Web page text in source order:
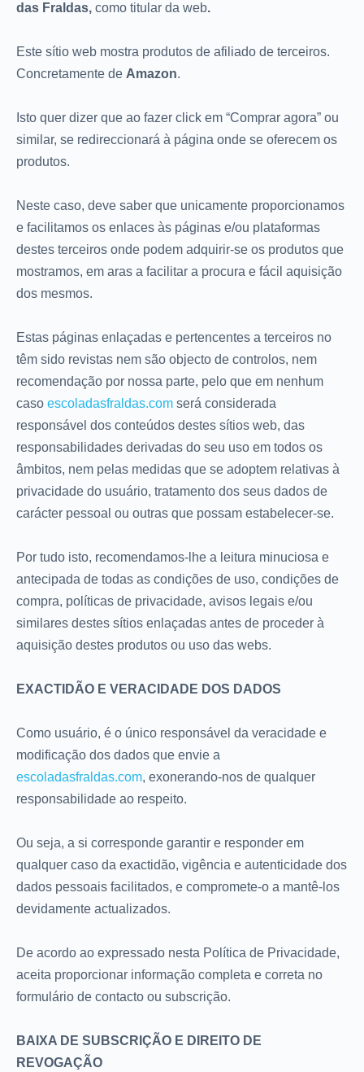
das Fraldas, como titular da web.
Este sítio web mostra produtos de afiliado de terceiros.
Concretamente de Amazon.
Isto quer dizer que ao fazer click em “Comprar agora” ou
similar, se redireccionará à página onde se oferecem os
produtos.
Neste caso, deve saber que unicamente proporcionamos
e facilitamos os enlaces às páginas e/ou plataformas
destes terceiros onde podem adquirir-se os produtos que
mostramos, em aras a facilitar a procura e fácil aquisição
dos mesmos.
Estas páginas enlaçadas e pertencentes a terceiros no
têm sido revistas nem são objecto de controlos, nem
recomendação por nossa parte, pelo que em nenhum
caso escoladasfraldas.com será considerada
responsável dos conteúdos destes sítios web, das
responsabilidades derivadas do seu uso em todos os
âmbitos, nem pelas medidas que se adoptem relativas à
privacidade do usuário, tratamento dos seus dados de
carácter pessoal ou outras que possam estabelecer-se.
Por tudo isto, recomendamos-lhe a leitura minuciosa e
antecipada de todas as condições de uso, condições de
compra, políticas de privacidade, avisos legais e/ou
similares destes sítios enlaçadas antes de proceder à
aquisição destes produtos ou uso das webs.
EXACTIDÃO E VERACIDADE DOS DADOS
Como usuário, é o único responsável da veracidade e
modificação dos dados que envie a
escoladasfraldas.com, exonerando-nos de qualquer
responsabilidade ao respeito.
Ou seja, a si corresponde garantir e responder em
qualquer caso da exactidão, vigência e autenticidade dos
dados pessoais facilitados, e compromete-o a mantê-los
devidamente actualizados.
De acordo ao expressado nesta Política de Privacidade,
aceita proporcionar informação completa e correta no
formulário de contacto ou subscrição.
BAIXA DE SUBSCRIÇÃO E DIREITO DE
REVOGAÇÃO